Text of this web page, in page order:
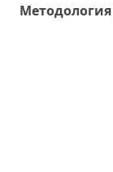
Методология